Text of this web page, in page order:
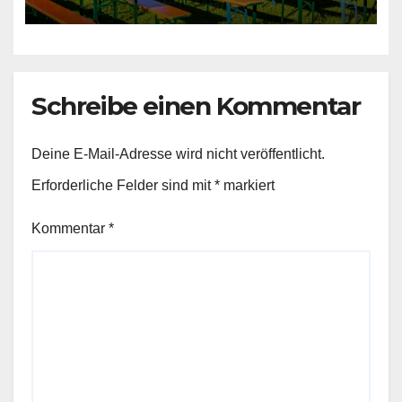
Schreibe einen Kommentar
Deine E-Mail-Adresse wird nicht veröffentlicht.
Erforderliche Felder sind mit* markiert
Kommentar *